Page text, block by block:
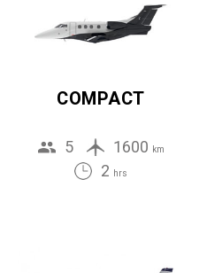
COMPACT
5 1600 km
2 hrs